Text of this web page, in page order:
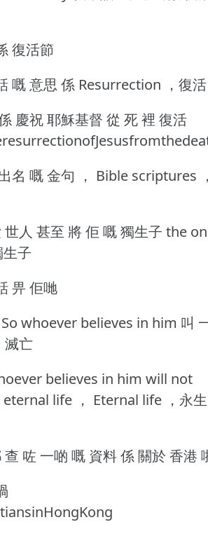
復活節
嘅 意思 係 Resurrection ，復活
慶祝 耶穌基督 從 死 裡 復活
名 嘅 金句 ， Bible scriptures
世人 甚至 將 佢 嘅 獨生子 the
子
畀 佢哋
whoever believes in him 叫
滅亡
believes in him will not
life ， Eternal life ，永生
咗 一啲 嘅 資料 係 關於 香港